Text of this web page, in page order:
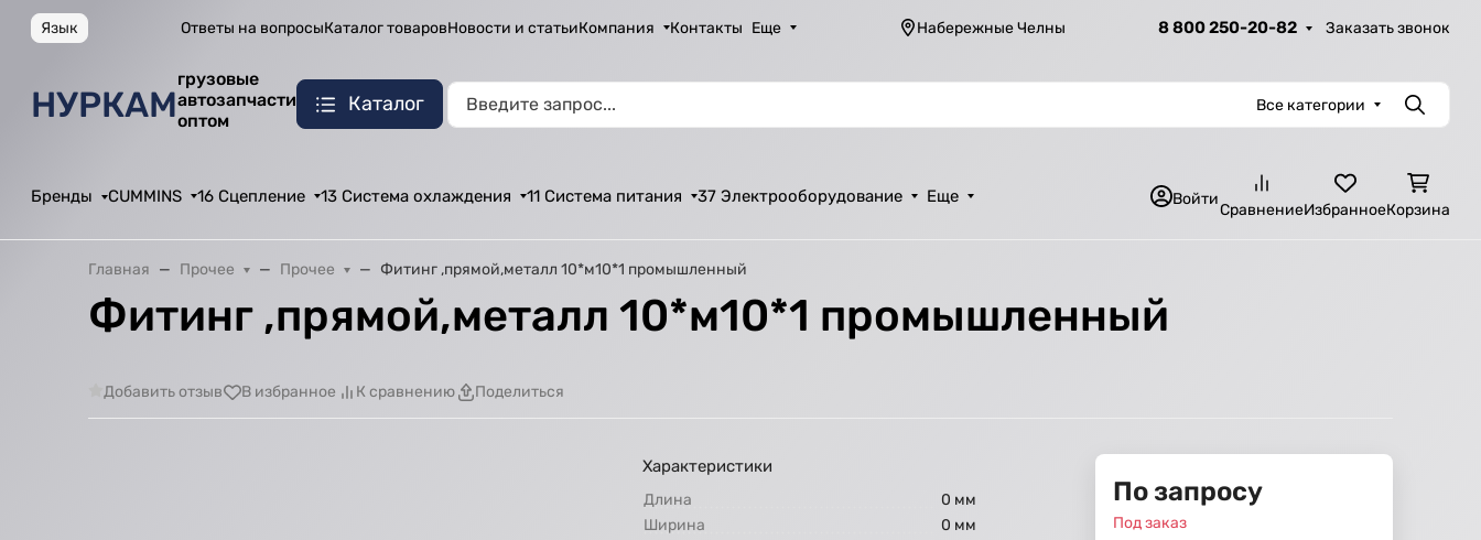
Язык Ответы на вопросыКаталог товаровНовости и статьиКомпания Контакты Еще Набережные Челны 8 800 250-20-82 Заказать звонок
НУРКАМ
грузовые
автозапчасти
оптом
Каталог Все категории Поиск
Бренды CUMMINS 16 Сцепление 13 Система охлаждения 11 Система питания 37 Электрооборудование Еще Войти
СравнениеИзбранноеКорзина
Главная Прочее Прочее Фитинг ,прямой,металл 10*м10*1 промышленный
Фитинг ,прямой,металл 10*м10*1 промышленный
Добавить отзыв В избранное К сравнению Поделиться
Характеристики
Длина
0 мм
Ширина
0 мм
По запросу
Под заказ